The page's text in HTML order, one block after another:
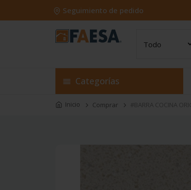
Seguimiento de pedido
Categorías
Inicio Comprar #BARRA COCINA